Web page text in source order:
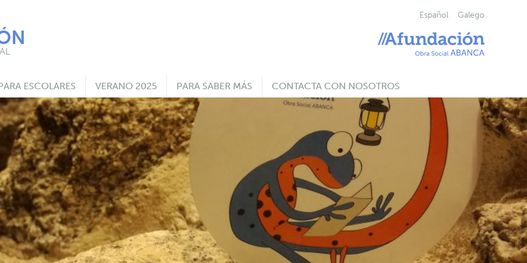
Galego
Español
ESCOLARES VERANO 2025 PARA SABER MÁS CONTACTA CON NOSOTROS